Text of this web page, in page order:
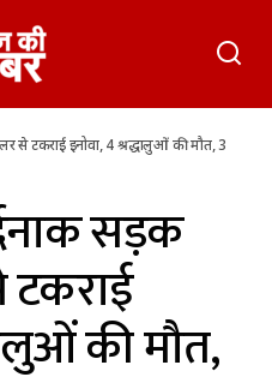
से टकराई इनोवा, 4 श्रद्धालुओं की मौत, 3
सड़क
टकराई
की मौत,